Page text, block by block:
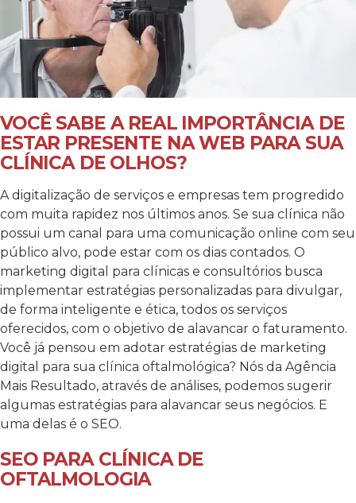
VOCÊ SABE A REAL IMPORTÂNCIA DE
ESTAR PRESENTE NA WEB PARA SUA
CLÍNICA DE OLHOS?
A digitalização de serviços e empresas tem progredido
com muita rapidez nos últimos anos. Se sua clínica não
possui um canal para uma comunicação online com seu
público alvo, pode estar com os dias contados. O
marketing digital para clínicas e consultórios busca
implementar estratégias personalizadas para divulgar,
de forma inteligente e ética, todos os serviços
oferecidos, com o objetivo de alavancar o faturamento.
Você já pensou em adotar estratégias de marketing
digital para sua clínica oftalmológica? Nós da Agência
Mais Resultado, através de análises, podemos sugerir
algumas estratégias para alavancar seus negócios. E
uma delas é o SEO.
SEO PARA CLÍNICA DE
OFTALMOLOGIA